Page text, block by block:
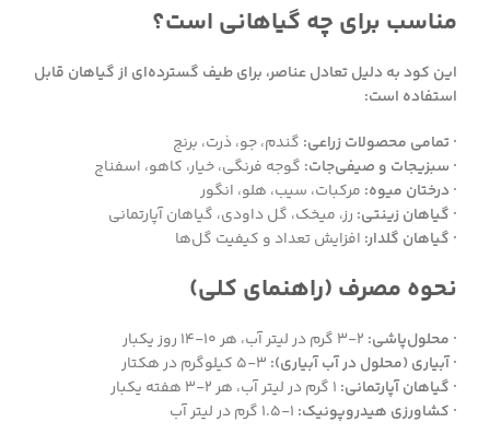
مناسب برای چه گیاهانی است؟
این کود به دلیل تعادل عناصر، برای طیف گسترده‌ای از گیاهان قابل
استفاده است:
· تمامی محصولات زراعی: گندم، جو، ذرت، برنج
· سبزیجات و صیفی‌جات: گوجه فرنگی، خیار، کاهو، اسفناج
· درختان میوه: مرکبات، سیب، هلو، انگور
· گیاهان زینتی: رز، میخک، گل داودی، گیاهان آپارتمانی
· گیاهان گلدار: افزایش تعداد و کیفیت گل‌ها
نحوه مصرف (راهنمای کلی)
· محلول‌پاشی:
· آبیاری (محلول در آب آبیاری):
· گیاهان آپارتمانی:
· کشاورزی هیدروپونیک: